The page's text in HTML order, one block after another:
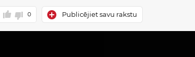
0 Publicējiet savu rakstu